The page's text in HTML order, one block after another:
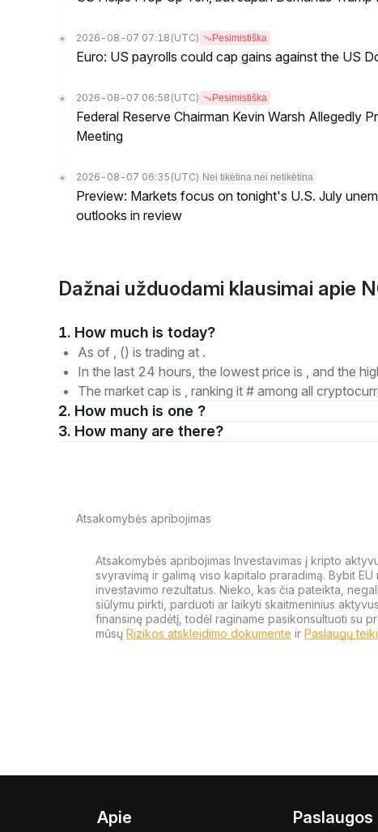
2026-08-07 07:18 (UTC) Pesimistiška
Euro: US payrolls could cap gains against the US
2026-08-07 06:58 (UTC) Pesimistiška
Federal Reserve Chairman Kevin Warsh Allegedly
Meeting
2026-08-07 06:35 (UTC) Nei tikėtina nei netikėtina
Preview: Markets focus on tonight's U.S. July
outlooks in review
Dažnai užduodami klausimai apie
1. How much is today?
As of , () is trading at .
In the last 24 hours, the lowest price is , and the
The market cap is , ranking it # among all
2. How much is one ?
3. How many are there?
Atsakomybės apribojimas
Atsakomybės apribojimas Investavimas į kripto
svyravimą ir galimą viso kapitalo praradimą. Bybit
investavimo rezultatus. Nieko, kas čia pateikta,
siūlymu pirkti, parduoti ar laikyti skaitmeninius
finansinę padėtį, todėl raginame pasikonsultuoti su
mūsų Rizikos atskleidimo dokumente ir Paslaugų
Apie Paslaugos